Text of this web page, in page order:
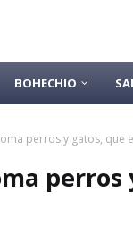
BOHECHIO
perros y gatos, que